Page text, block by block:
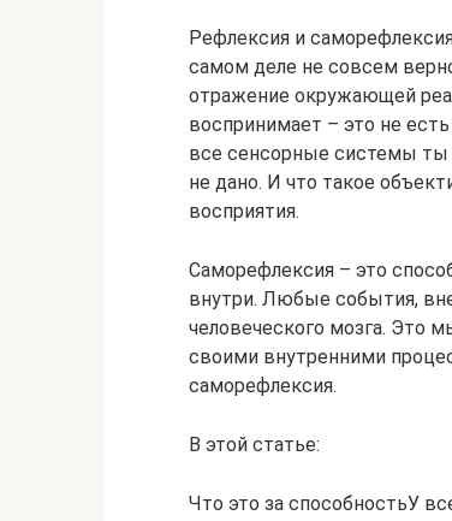
Рефлексия и
самом деле не совсем
отражение окружающей
воспринимает – это не
все сенсорные системы ты
не дано. И что такое
восприятия.
Саморефлексия – это
внутри. Любые события,
человеческого мозга. Это
своими внутренними
саморефлексия.
В этой статье:
Что это за способностьУ